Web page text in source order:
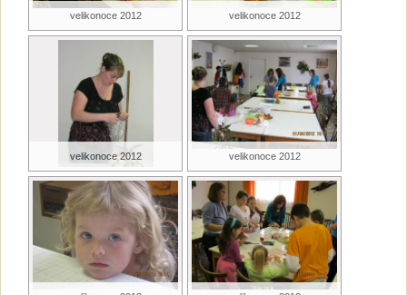
velikonoce 2012 velikonoce 2012
velikonoce 2012 velikonoce 2012